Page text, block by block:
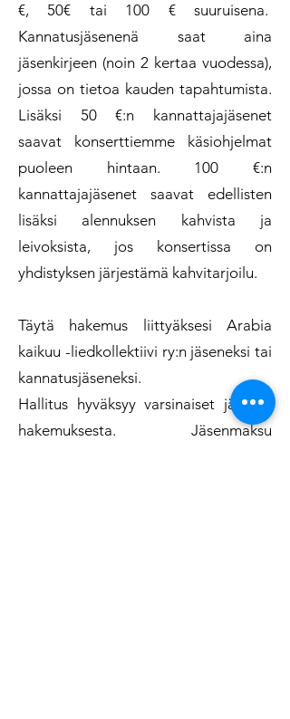
€, 50€ tai 100 € suuruisena.
Kannatusjäsenenä saat aina
jäsenkirjeen (noin 2 kertaa vuodessa),
jossa on tietoa kauden tapahtumista.
Lisäksi 50 €:n kannattajajäsenet
saavat konserttiemme käsiohjelmat
puoleen hintaan. 100 €:n
kannattajajäsenet saavat edellisten
lisäksi alennuksen kahvista ja
leivoksista, jos konsertissa on
yhdistyksen järjestämä kahvitarjoilu.
Täytä hakemus liittyäksesi Arabia
kaikuu -liedkollektiivi ry:n jäseneksi tai
kannatusjäseneksi.
Hallitus hyväksyy varsinaiset jäsenet
hakemuksesta. Jäsenmaksu